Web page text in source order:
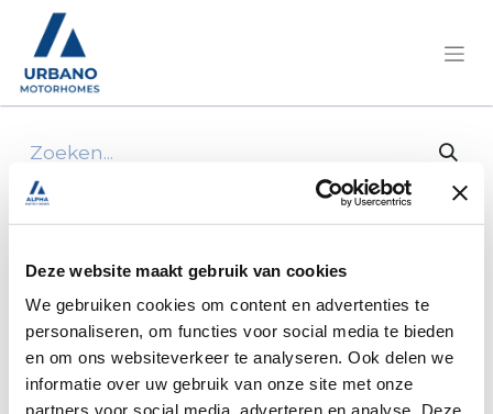
Deze website maakt gebruik van cookies
We gebruiken cookies om content en advertenties te
personaliseren, om functies voor social media te bieden
en om ons websiteverkeer te analyseren. Ook delen we
informatie over uw gebruik van onze site met onze
partners voor social media, adverteren en analyse. Deze
Alle producten
100w flexibel daglicht paneel afm: 1060 x 540